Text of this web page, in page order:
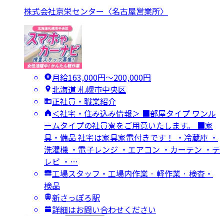
株式会社京栄センター〈名古屋営業所〉
月給163,000円〜200,000円
北海道 札幌市中央区
正社員・職業紹介
＜社宅・住み込み情報＞ ■部屋タイプ ワンル
ームタイプの社員寮をご用意いたします。 ■家
具・備品 社宅は家具家電付きです！ ・冷蔵庫 ・
洗濯機 ・電子レンジ ・エアコン ・カーテン ・テ
レビ ・…
工場スタッフ・工場内作業 · 軽作業 · 検査・
検品
新さっぽろ駅
詳細はお問い合わせください